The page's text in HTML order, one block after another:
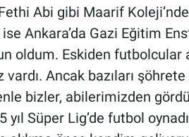
Abi gibi Maarif
ise Ankara’da Gazi Eğitim
oldum. Eskiden futbolcular
Ancak bazıları
bizler, abilerimizden
Süper Lig’de futbol